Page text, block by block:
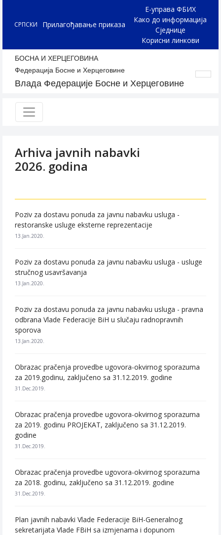
СРПСКИ Прилагођавање приказа
Е-управа ФБИХ
Како до информација
Сједнице
Корисни линкови
БОСНА И ХЕРЦЕГОВИНА
Федерација Босне и Херцеговине
Влада Федерације Босне и Херцеговине
Arhiva javnih nabavki
2026. godina
Poziv za dostavu ponuda za javnu nabavku usluga -
restoranske usluge eksterne reprezentacije
13.Jan.2020.
Poziv za dostavu ponuda za javnu nabavku usluga - usluge
stručnog usavršavanja
13.Jan.2020.
Poziv za dostavu ponuda za javnu nabavku usluga - pravna
odbrana Vlade Federacije BiH u slučaju radnopravnih
sporova
13.Jan.2020.
Obrazac pračenja provedbe ugovora-okvirnog sporazuma
za 2019.godinu, zaključeno sa 31.12.2019. godine
31.Dec.2019.
Obrazac pračenja provedbe ugovora-okvirnog sporazuma
za 2019. godinu PROJEKAT, zaključeno sa 31.12.2019.
godine
31.Dec.2019.
Obrazac pračenja provedbe ugovora-okvirnog sporazuma
za 2018. godinu, zaključeno sa 31.12.2019. godine
31.Dec.2019.
Plan javnih nabavki Vlade Federacije BiH-Generalnog
sekretarijata Vlade FBiH sa izmjenama i dopunom